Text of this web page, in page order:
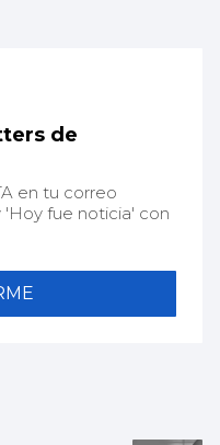
de
en tu correo
fue noticia' con